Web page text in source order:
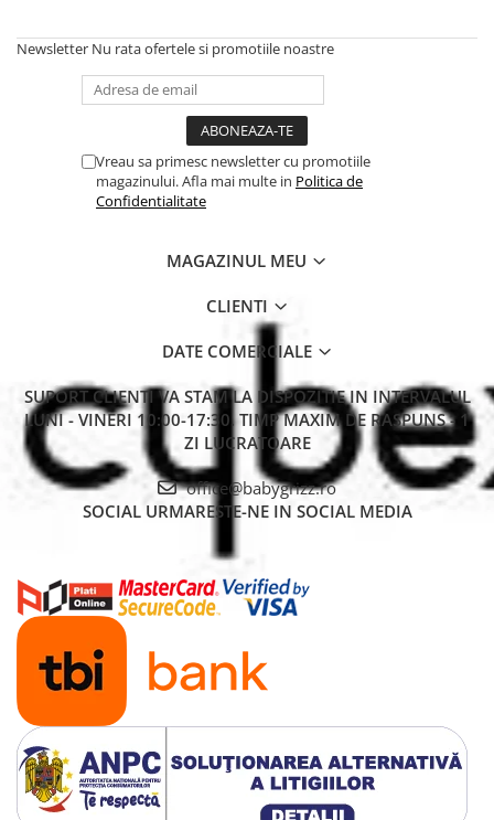
Newsletter Nu rata ofertele si promotiile noastre
Vreau sa primesc newsletter cu promotiile
magazinului. Afla mai multe in Politica de
Confidentialitate
MAGAZINUL MEU
CLIENTI
DATE COMERCIALE
SUPORT CLIENTIVA STAM LA DISPOZITIE IN INTERVALUL
LUNI - VINERI 10:00-17:30. TIMP MAXIM DE RASPUNS - 1
ZI LUCRATOARE
office@babygrizz.ro
SOCIAL URMARESTE-NE IN SOCIAL MEDIA